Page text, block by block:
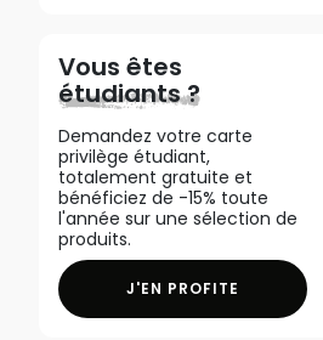
Vous êtes
étudiants ?
Demandez votre carte
privilège étudiant,
totalement gratuite et
bénéficiez de -15% toute
l'année sur une sélection de
produits.
J'EN PROFITE